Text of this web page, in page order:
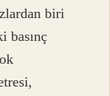
biri
basınç